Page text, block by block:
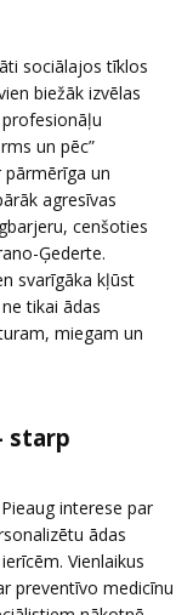
sociālajos tīklos
biežāk izvēlas
un pēc”
pārmērīga un
agresīvas
cenšoties
Ģederte.
svarīgāka kļūst
tikai ādas
miegam un
starp
interese par
ādas
Vienlaikus
preventīvo medicīnu